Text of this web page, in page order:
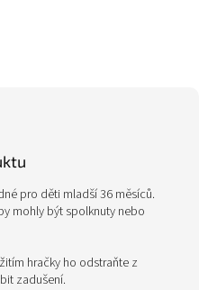
pro děti mladší 36 měsíců.
mohly být spolknuty nebo
hračky ho odstraňte z
zadušení.